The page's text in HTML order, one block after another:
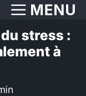
MENU
stress :
à